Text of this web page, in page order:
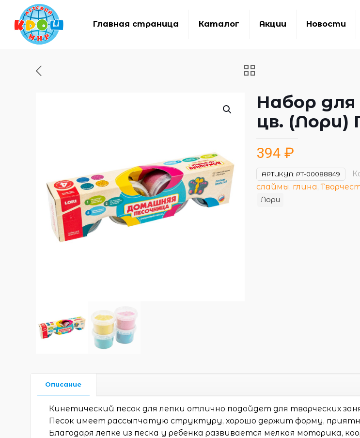
Главная страница Каталог Акции Новости
Набор для
цв. (Лори)
394 ₽
АРТИКУЛ: РТ-00088849
слаймы, глина,
Лори
Описание
Кинетический песок для лепки отлично подойдет для творческих
Песок имеет рассыпчатую структуру, хорошо держит форму,
Благодаря лепке из песка у ребенка развивается мелкая моторика,